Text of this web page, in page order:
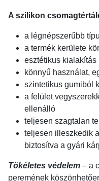
A szilikon
a légnépszerűbb
a termék kerülete
esztétikus kialakítás
könnyű használat,
szintetikus gumiból
a felület
ellenálló
teljesen szagtalan
teljesen illeszkedik
biztosítva a gyári
Tökéletes védelem – a
peremének